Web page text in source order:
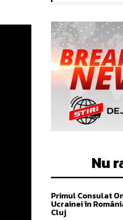
Nu
Primul Consulat
Ucrainei în
Cluj